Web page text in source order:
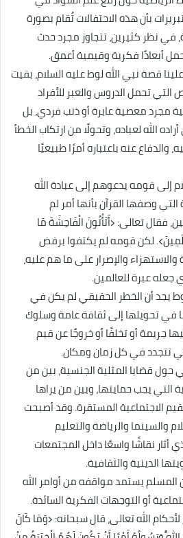
بأن هذه الاحتفالات تُقام بصورة
في نظر كثيرين، تتجاوز مجرد حدث
أبعادًا فكرية وقيمية أعمق.
قصة نبي الله لوط عليه السلام، بقيت
تحمل الدروس والعبر للأفراد
مجرد معصية عابرة أو ذنب فردي، بل
الله لعباده، وتحولًا من ارتكاب الخطأ
والدفاع عنه باعتباره أمرًا طبيعيًا
إلى قومه يدعوهم إلى عبادة الله
وصفها القرآن بأنها أمر لم
فقال تعالى: ﴿أَتَأْتُونَ الْفَاحِشَةَ مَا
لكن قومه لم يكتفوا برفض
والإصرار على ما هم عليه،
جعله عبرة للعالمين.
يجد أن الخطر الحقيقي لم يكن في
في تحويلها إلى ثقافة عامة وسلوك
جريمة أو تخلفًا أو خروجًا عن قيم
تتجدد في كل زمان ومكان.
حول قضايا المثلية الجنسية، بين من
التي يجب حمايتها، وبين من يراها
الاجتماعية المستقرة. وقد أصبحت
والسينما والرياضة والتعليم
أثار نقاشًا واسعًا داخل المجتمعات
الدينية والثقافية.
المسلم يستمد مواقفه من أوامر الله
أو التوجهات الفكرية السائدة.
الله تعالى، قال سبحانه: ﴿وَمَا كَانَ